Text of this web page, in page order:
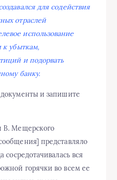
для содействия
отраслей
использование
к убыткам,
и подорвать
банку.
и запишите
В. Мещерского
представляло
сосредотачивалась вся
горячки во всем ее